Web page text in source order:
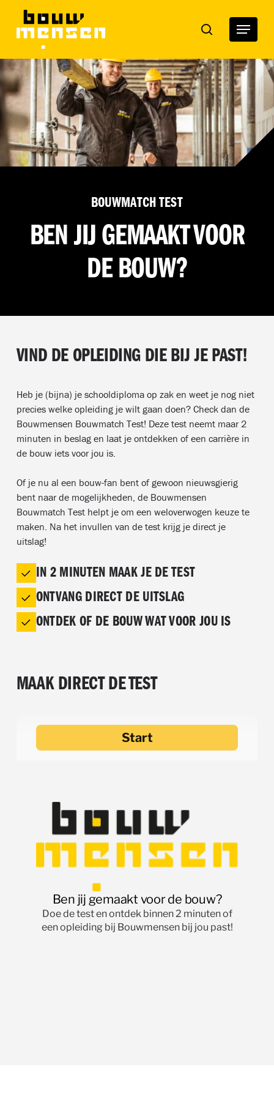
main
search Menu
BOUWMATCH TEST
BEN JIJ GEMAAKT VOOR
DE BOUW?
VIND DE OPLEIDING DIE BIJ JE PAST!
Heb je (bijna) je schooldiploma op zak en weet je nog niet
precies welke opleiding je wilt gaan doen? Check dan de
Bouwmensen Bouwmatch Test! Deze test neemt maar 2
minuten in beslag en laat je ontdekken of een carrière in
de bouw iets voor jou is.
Of je nu al een bouw-fan bent of gewoon nieuwsgierig
bent naar de mogelijkheden, de Bouwmensen
Bouwmatch Test helpt je om een weloverwogen keuze te
maken. Na het invullen van de test krijg je direct je
uitslag!
IN 2 MINUTEN MAAK JE DE TEST
ONTVANG DIRECT DE UITSLAG
ONTDEK OF DE BOUW WAT VOOR JOU IS
MAAK DIRECT DE TEST